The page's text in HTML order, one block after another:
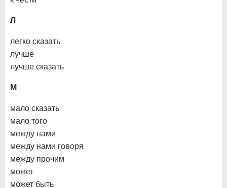
Л
легко сказать
лучше
лучше сказать
М
мало сказать
мало того
между нами
между нами говоря
между прочим
может
может быть